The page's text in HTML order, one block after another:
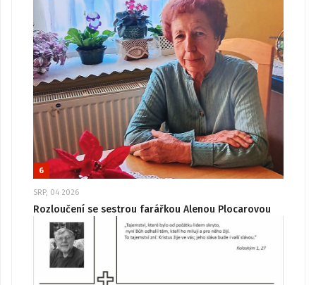
6
SRP, 04 2026
Rozloučení se sestrou farářkou Alenou Plocarovou